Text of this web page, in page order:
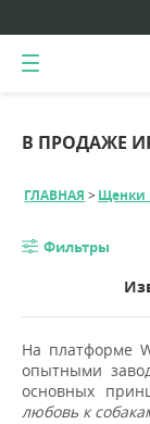
В ПРОДАЖЕ
ГЛАВНАЯ Щенки
Фильтры
На платформе
опытными
основных
любовь к